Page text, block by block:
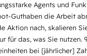
Agents und
Guthaben die Arbeit
Aktion nach, skalieren
für das, was Sie nutzen.
bei [jährlicher]